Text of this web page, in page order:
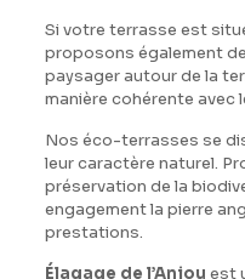
Si votre terrasse est
proposons également
paysager autour de la
manière cohérente avec
Nos éco-terrasses se
leur caractère naturel.
préservation de la
engagement la pierre
prestations.
Élagage de l’Anjou est